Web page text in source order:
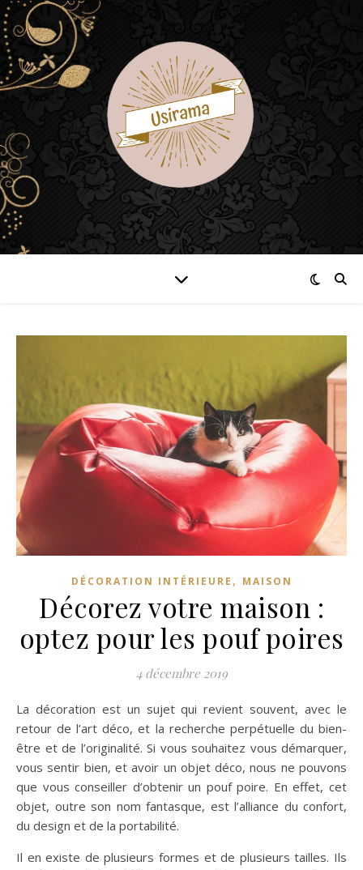
DÉCORATION INTÉRIEURE , MAISON
Décorez votre maison :
optez pour les pouf poires
4 décembre 2019
La décoration est un sujet qui revient souvent, avec le
retour de l’art déco, et la recherche perpétuelle du bien-
être et de l’originalité. Si vous souhaitez vous démarquer,
vous sentir bien, et avoir un objet déco, nous ne pouvons
que vous conseiller d’obtenir un pouf poire. En effet, cet
objet, outre son nom fantasque, est l’alliance du confort,
du design et de la portabilité.
Il en existe de plusieurs formes et de plusieurs tailles. Ils